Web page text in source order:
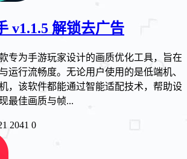
v1.1.5 解锁去广告
专为手游玩家设计的画质优化工具，旨在
运行流畅度。无论用户使用的是低端机、
，该软件都能通过智能适配技术，帮助设
最佳画质与帧...
2041 0